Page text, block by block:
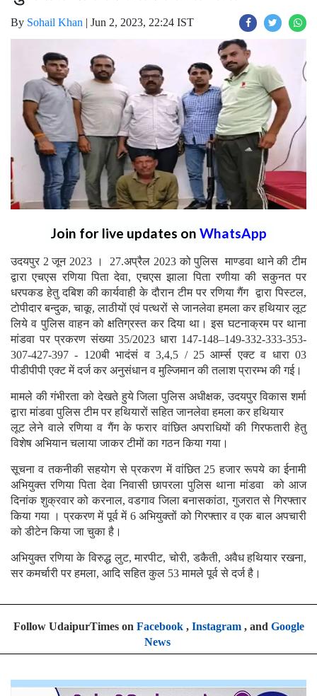
By Sohail Khan | Jun 2, 2023, 22:24 IST
Join for live updates on WhatsApp
उदयपुर 2 जून 2023 । 27.अप्रैल 2023 को पुलिस माण्डवा थाने की टीम
द्वारा एचएस रणिया पिता देवा, एचएस झाला पिता रणीया की सकुनत पर
धरपकड हेतु दबिश की कार्यवाही के दौरान टीम पर रणिया गैंग द्वारा पिस्टल,
टोपीदार बन्दुक, चाकू, लाठीयों एवं पत्थरों से जानलेवा हमला कर हथियार लूट
लिये व पुलिस वाहन को क्षतिग्रस्त कर दिया था। इस घटनाक्रम पर थाना
मांडवा पर प्रकरण संख्या 35/2023 धारा 147-148–149-332-333-353-
307-427-397 - 120बी भादंसं व 3,4,5 / 25 आर्म्स एक्ट व धारा 03
पीडीपीपी एक्ट में दर्ज कर अनुसंधान व मुल्जिमान की तलाश प्रारम्भ की गई।
मामले की गंभीरता को देखते हुये जिला पुलिस अधीक्षक, उदयपुर विकास शर्मा
द्वारा मांडवा पुलिस टीम पर हथियारों सहित जानलेवा हमला कर हथियार
लूट लेने वाले रणिया व गैंग के फरार वांछित अपराधियों की गिरफतारी हेतु
विशेष अभियान चलाया जाकर टीमों का गठन किया गया।
सूचना व तकनीकी सहयोग से प्रकरण में वांछित 25 हजार रूपये का ईनामी
अभियुक्त रणिया पिता देवा निवासी छापरला पुलिस थाना मांडवा को आज
दिनांक शुक्रवार को करनाल, वडगाव जिला बनासकांठा, गुजरात से गिरफ्तार
किया गया । प्रकरण में पूर्व में 6 अभियुक्तों को गिरफ्तार व एक बाल अपचारी
को डीटेन किया जा चुका है।
अभियुक्त रणिया के विरुद्ध लुट, मारपीट, चोरी, डकैती, अवैध हथियार रखना,
सर कमर्चारी पर हमला, आदि सहित कुल 53 मामले पूर्व से दर्ज है।
Follow UdaipurTimes on Facebook, Instagram, and Google
News